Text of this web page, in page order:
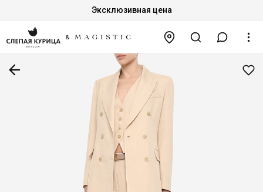
Эксклюзивная цена